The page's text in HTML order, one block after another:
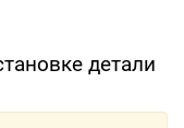
детали